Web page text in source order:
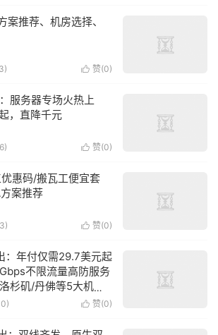
案推荐、机房选择、
 赞(0)
)
服务器专场火热上
，直降千元
 赞(0)
)
惠码/搬瓦工便宜套
案推荐
 赞(0)
)
：年付仅需29.7美元起
不限流量高防服务
杉矶/丹佛等5大机房
 赞(0)
)